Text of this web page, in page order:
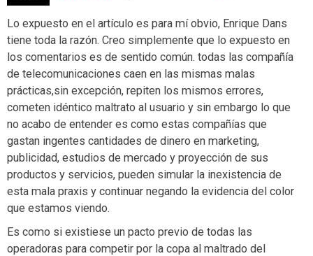
Lo expuesto en el artículo es para mí obvio, Enrique Dans
tiene toda la razón. Creo simplemente que lo expuesto en
los comentarios es de sentido común. todas las compañía
de telecomunicaciones caen en las mismas malas
prácticas,sin excepción, repiten los mismos errores,
cometen idéntico maltrato al usuario y sin embargo lo que
no acabo de entender es como estas compañías que
gastan ingentes cantidades de dinero en marketing,
publicidad, estudios de mercado y proyección de sus
productos y servicios, pueden simular la inexistencia de
esta mala praxis y continuar negando la evidencia del color
que estamos viendo.
Es como si existiese un pacto previo de todas las
operadoras para competir por la copa al maltrado del